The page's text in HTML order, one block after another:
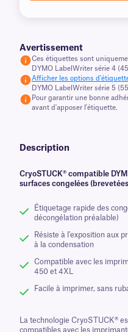
Avertissement
Ces étiquettes sont
DYMO LabelWriter série 4
Afficher les options
DYMO LabelWriter série 5
Pour garantir une bonne
avant d'apposer l'étiquette.
Description
CryoSTUCK® compatible
surfaces congelées
Étiquetage rapide des
décongélation préalable)
Résiste à l'exposition aux
à la condensation
Compatible avec les
450 et 4XL
Facile à imprimer, sans
La technologie CryoSTUCK®
compatibles avec les